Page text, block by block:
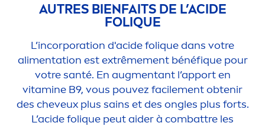
AUTRES BIENFAITS DE L’ACIDE
FOLIQUE
L’incorporation d'acide folique dans votre
alimentation est extrêmement bénéfique pour
votre santé. En augmentant l’apport en
vitamine B9, vous pouvez facilement obtenir
des cheveux plus sains et des ongles plus forts.
L’acide folique peut aider à combattre les